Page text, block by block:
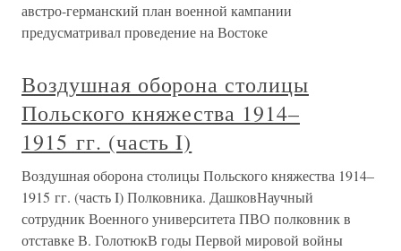
австро-германский план военной кампании
предусматривал проведение на Востоке
Воздушная оборона столицы
Польского княжества 1914–
1915 гг. (часть I)
Воздушная оборона столицы Польского княжества 1914–
1915 гг. (часть I) Полковника. ДашковНаучный
сотрудник Военного университета ПВО полковник в
отставке В. ГолотюкВ годы Первой мировой войны